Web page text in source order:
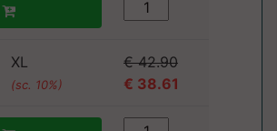
XL
(sc. 10%)
€ 42.90
€ 38.61